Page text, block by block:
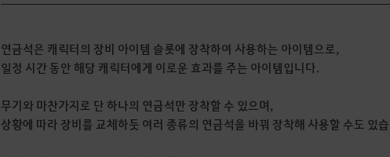
연금석은 캐릭터의 장비 아이템 슬롯에 장착하여 사용하는 아이템으로,
일정 시간 동안 해당 캐릭터에게 이로운 효과를 주는 아이템입니다.
무기와 마찬가지로 단 하나의 연금석만 장착할 수 있으며,
상황에 따라 장비를 교체하듯 여러 종류의 연금석을 바꿔 장착해 사용할 수도 있